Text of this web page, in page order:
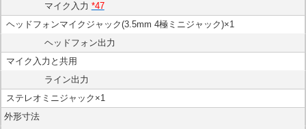
マイク入力 *47
ヘッドフォンマイクジャック(3.5mm 4極ミニジャック)×1
ヘッドフォン出力
マイク入力と共用
ライン出力
ステレオミニジャック×1
外形寸法